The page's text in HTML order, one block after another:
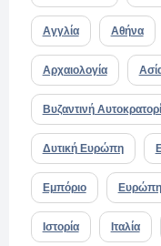
Αγγλία Αθήνα
Αρχαιολογία
Βυζαντινή
Δυτική Ευρώπη
Εμπόριο Ευρώπη
Ιστορία Ιταλία